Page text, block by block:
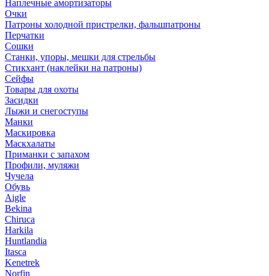
Наплечные амортизаторы
Очки
Патроны холодной пристрелки, фальшпатроны
Перчатки
Сошки
Станки, упоры, мешки для стрельбы
Стикхант (наклейки на патроны)
Сейфы
Товары для охоты
Засидки
Лыжи и снегоступы
Манки
Маскировка
Маскхалаты
Приманки с запахом
Профили, муляжи
Чучела
Обувь
Aigle
Bekina
Chiruсa
Harkila
Huntlandia
Itasca
Kenetrek
Norfin